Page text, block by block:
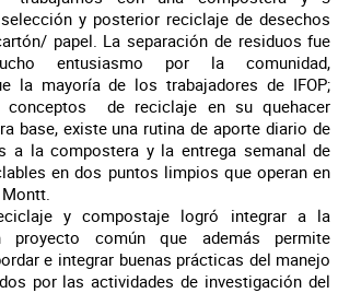
y posterior reciclaje de desechos
papel. La separación de residuos fue
entusiasmo por la comunidad,
la mayoría de los trabajadores de IFOP;
conceptos de reciclaje en su quehacer
base, existe una rutina de aporte diario de
a la compostera y la entrega semanal de
en dos puntos limpios que operan en
y compostaje logró integrar a la
proyecto común que además permite
e integrar buenas prácticas del manejo
por las actividades de investigación del